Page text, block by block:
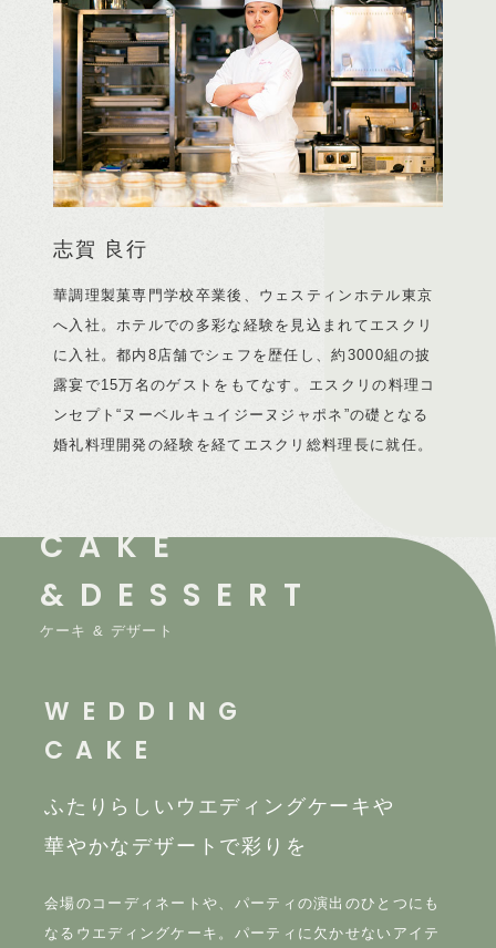
志賀 良行
華調理製菓専門学校卒業後、ウェスティンホテル東京
へ入社。 ホテルでの多彩な経験を見込まれてエスクリ
に入社。都内8店舗でシェフを歴任し、約3000組の披
露宴で15万名のゲストをもてなす。 エスクリの料理コ
ンセプト“ヌーベルキュイジーヌジャポネ”の礎となる
婚礼料理開発の経験を経てエスクリ総料理長に就任。
CAKE
&DESSERT
ケーキ & デザート
WEDDING
CAKE
ふたりらしいウエディングケーキや
華やかなデザートで彩りを
会場のコーディネートや、パーティの演出のひとつにも
なるウエディングケーキ。パーティに欠かせないアイテ